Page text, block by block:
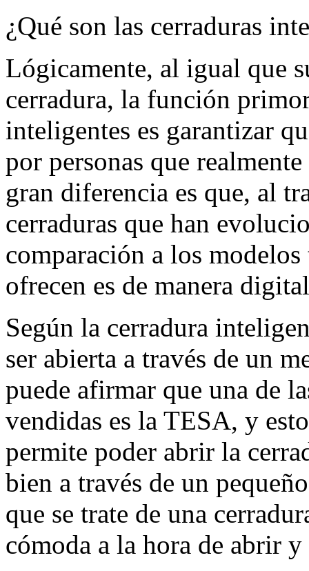
¿Qué son las cerraduras
Lógicamente, al igual que
cerradura, la función
inteligentes es garantizar
por personas que
gran diferencia es que, al
cerraduras que han
comparación a los
ofrecen es de manera
Según la cerradura
ser abierta a través de un
puede afirmar que una de
vendidas es la TESA, y
permite poder abrir la
bien a través de un
que se trate de una
cómoda a la hora de abrir y